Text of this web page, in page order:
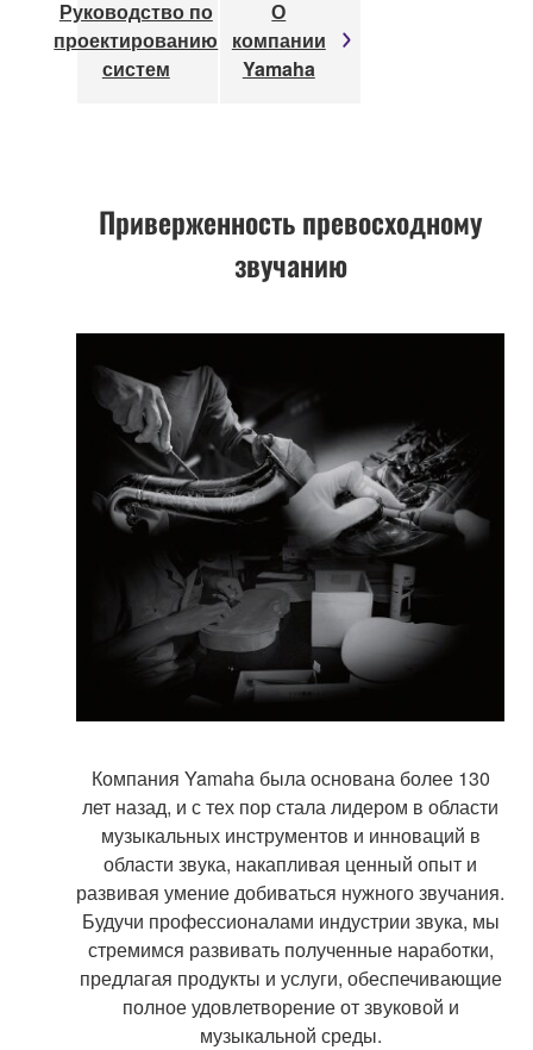
Руководство по
проектированию
систем
О
компании
Yamaha
Приверженность превосходному
звучанию
Компания Yamaha была основана более 130
лет назад, и с тех пор стала лидером в области
музыкальных инструментов и инноваций в
области звука, накапливая ценный опыт и
развивая умение добиваться нужного звучания.
Будучи профессионалами индустрии звука, мы
стремимся развивать полученные наработки,
предлагая продукты и услуги, обеспечивающие
полное удовлетворение от звуковой и
музыкальной среды.